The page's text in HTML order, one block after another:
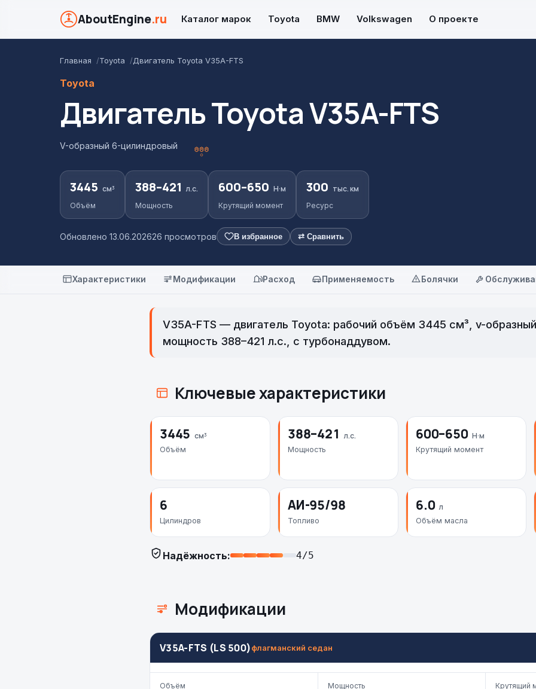
AboutEngine.ru Каталог марок Toyota BMW Volkswagen О проекте
Главная Toyota Двигатель Toyota V35A-FTS
Toyota
Двигатель Toyota V35A-FTS
V-образный 6-цилиндровый
3445 см³
Объём
388–421 л.с.
Мощность
600–650 Н·м
Крутящий момент
300 тыс. км
Ресурс
Обновлено 13.06.202626 просмотров В избранное ⇄ Сравнить
Характеристики Модификации Расход Применяемость Болячки
V35A-FTS — двигатель Toyota: рабочий объём 3445 см³, v-
мощность 388–421 л.с., с турбонаддувом.
Ключевые характеристики
3445 см³
Объём
388–421 л.с.
Мощность
600–650 Н·м
Крутящий момент
6
Цилиндров
АИ-95/98
Топливо
6.0 л
Объём масла
Надёжность: 4/5
Модификации
V35A-FTS (LS 500)флагманский седан
Объём Мощность Крутящий